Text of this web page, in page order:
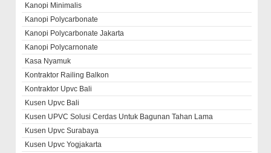
Kanopi Minimalis
Kanopi Polycarbonate
Kanopi Polycarbonate Jakarta
Kanopi Polycarnonate
Kasa Nyamuk
Kontraktor Railing Balkon
Kontraktor Upvc Bali
Kusen Upvc Bali
Kusen UPVC Solusi Cerdas Untuk Bagunan Tahan Lama
Kusen Upvc Surabaya
Kusen Upvc Yogjakarta